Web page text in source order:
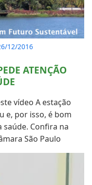
12/2016
ATENÇÃO
vídeo A estação
e, por isso, é bom
Confira na
São Paulo